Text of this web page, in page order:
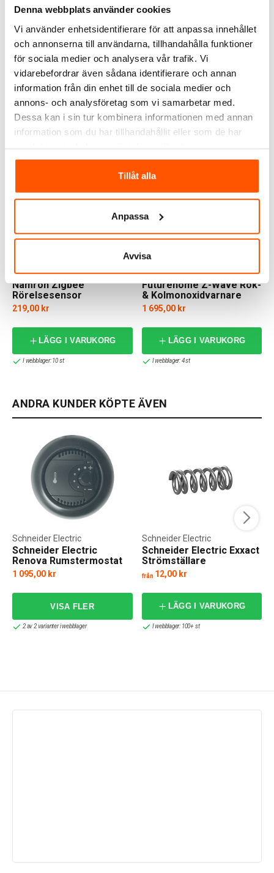
Denna webbplats använder cookies
Vi använder enhetsidentifierare för att anpassa innehållet
och annonserna till användarna, tillhandahålla funktioner
för sociala medier och analysera vår trafik. Vi
vidarebefordrar även sådana identifierare och annan
information från din enhet till de sociala medier och
annons- och analysföretag som vi samarbetar med.
Dessa kan i sin tur kombinera informationen med annan
information som du har tillhandahållit eller som de har
Tillåt alla
Anpassa
Avvisa
Heatit Z-Smoke Rök-
Wave
1 749,00 kr
1 799,00 kr -2%
LÄGG I VARUKORG
I webblager: 5 st
ALTERNATIVA PRODUKTER
Namron Zigbee
Rörelsesensor
Namron
219,00 kr
LÄGG I VARUKORG
I webblager: 10 st
Futurehome Z-Wave Rök-
& Kolmonoxidvarnare
Batteri
Futurehome
1 695,00 kr
LÄGG I VARUKORG
I webblager: 4 st
ANDRA KUNDER KÖPTE ÄVEN
Schneider Electric
Renova Rumstermostat
Schneider Electric
1 095,00 kr
2 av 2 varianter i webblager
Schneider Electric Exxact
Strömställare
Impulsfjäder
Schneider Electric
från 12,00 kr
LÄGG I VARUKORG
I webblager: 100+ st